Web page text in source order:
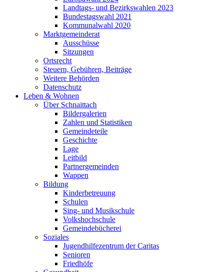
Landtags- und Bezirkswahlen 2023
Bundestagswahl 2021
Kommunalwahl 2020
Marktgemeinderat
Ausschüsse
Sitzungen
Ortsrecht
Steuern, Gebühren, Beiträge
Weitere Behörden
Datenschutz
Leben & Wohnen
Über Schnaittach
Bildergalerien
Zahlen und Statistiken
Gemeindeteile
Geschichte
Lage
Leitbild
Partnergemeinden
Wappen
Bildung
Kinderbetreuung
Schulen
Sing- und Musikschule
Volkshochschule
Gemeindebücherei
Soziales
Jugendhilfezentrum der Caritas
Senioren
Friedhöfe